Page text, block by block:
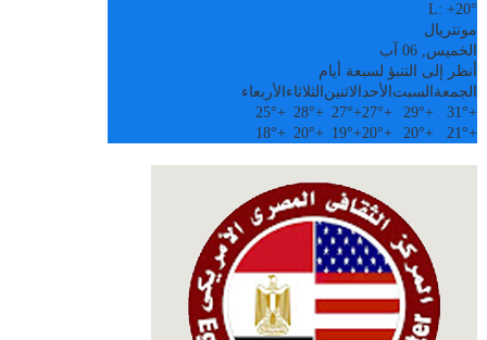
L:+20°
مونتريال
الخميس, 06 آب
أنظر إلى التنبؤ لسبعة أيام
الجمعة السبت الأحدالاثنين الثلاثاء الأربعاء
+
31°
+
29°
+
27°
+
27°
+
28°
+
25°
+
21°
+
20°
+
20°
+
19°
+
20°
+
18°